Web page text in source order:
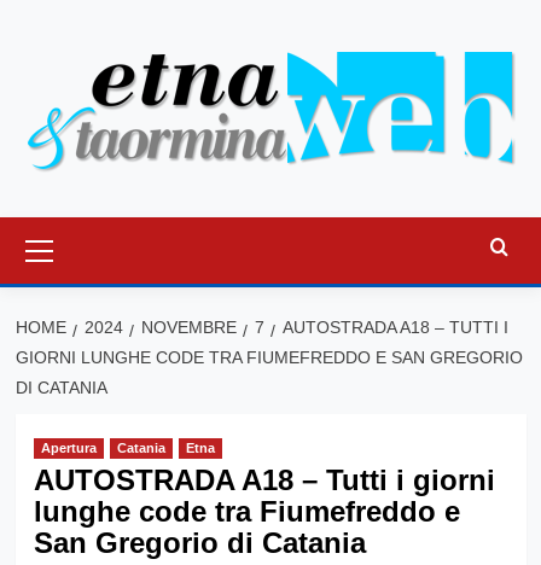
principale
HOME 2024 NOVEMBRE 7
AUTOSTRADA A18 – TUTTI I
GIORNI LUNGHE CODE TRA FIUMEFREDDO E SAN GREGORIO
DI CATANIA
Apertura Catania Etna
AUTOSTRADA A18 – Tutti i giorni
lunghe code tra Fiumefreddo e
San Gregorio di Catania